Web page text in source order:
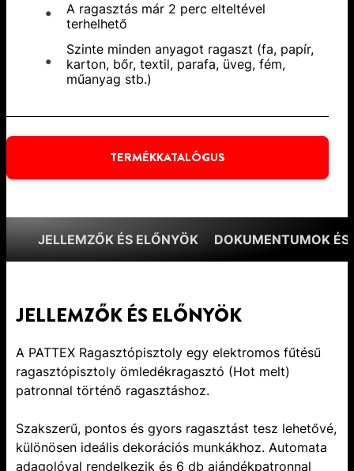
A ragasztás már 2 perc elteltével
terhelhető
Szinte minden anyagot ragaszt (fa, papír,
karton, bőr, textil, parafa, üveg, fém,
műanyag stb.)
TERMÉKKATALÓGUS
JELLEMZŐK ÉS ELŐNYÖK DOKUMENTUMOK ÉS
JELLEMZŐK ÉS ELŐNYÖK
A PATTEX Ragasztópisztoly egy elektromos fűtésű
ragasztópisztoly ömledékragasztó (Hot melt)
patronnal történő ragasztáshoz.
Szakszerű, pontos és gyors ragasztást tesz lehetővé,
különösen ideális dekorációs munkákhoz. Automata
adagolóval rendelkezik és 6 db ajándékpatronnal